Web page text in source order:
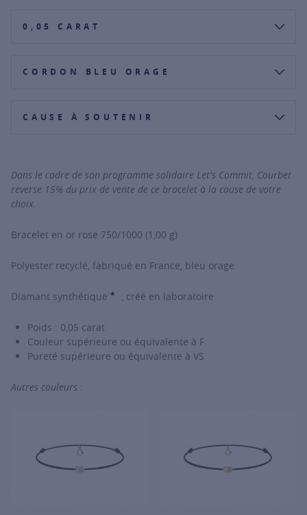
0,05 CARAT
CORDON BLEU ORAGE
CAUSE À SOUTENIR
Dans le cadre de son programme solidaire Let's Commit, Courbet
reverse 15% du prix de vente de ce bracelet à la cause de votre
choix.
Bracelet en or rose 750/1000 (1,00 g)
Polyester recyclé, fabriqué en France, bleu orage
Diamant synthétique * SHOW TOOLTIP
, créé en laboratoire
Poids : 0,05 carat
Couleur supérieure ou équivalente à F
Pureté supérieure ou équivalente à VS
Autres couleurs :